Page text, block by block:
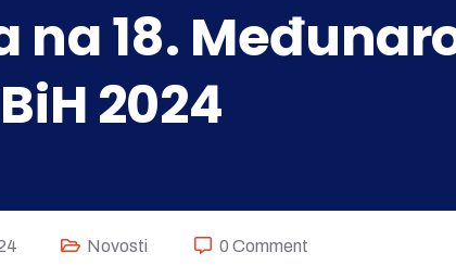
na 18.
2024
Novosti 0 Comment